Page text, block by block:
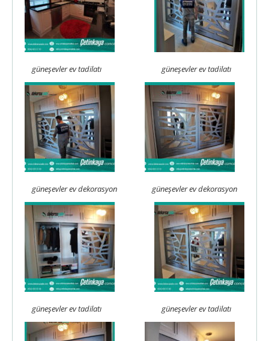
güneşevler ev tadilatı güneşevler ev tadilatı
güneşevler ev dekorasyon güneşevler ev dekorasyon
güneşevler ev tadilatı güneşevler ev tadilatı